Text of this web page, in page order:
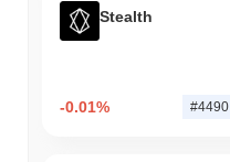
Stealth
-0.01% #4490